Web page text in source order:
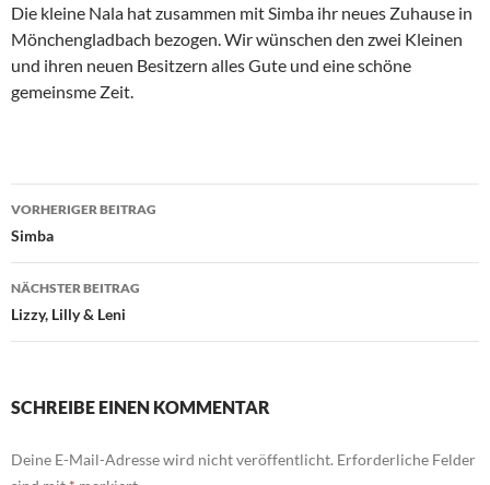
Die kleine Nala hat zusammen mit Simba ihr neues Zuhause in
Mönchengladbach bezogen. Wir wünschen den zwei Kleinen
und ihren neuen Besitzern alles Gute und eine schöne
gemeinsme Zeit.
Beitragsnavigation
VORHERIGER BEITRAG
Simba
NÄCHSTER BEITRAG
Lizzy, Lilly & Leni
SCHREIBE EINEN KOMMENTAR
Deine E-Mail-Adresse wird nicht veröffentlicht. Erforderliche Felder